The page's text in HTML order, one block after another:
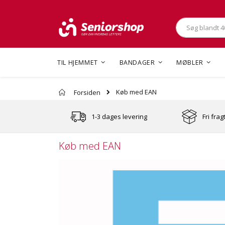
Søg
TIL HJEMMET BANDAGER MØBLER
Forsiden Køb med EAN
1-3 dages levering Fri
Køb med EAN